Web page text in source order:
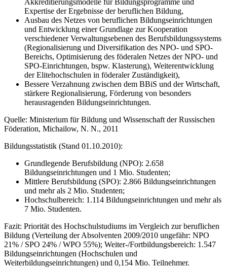
Akkreditierungsmodelle für Bildungsprogramme und
Expertise der Ergebnisse der beruflichen Bildung,
Ausbau des Netzes von beruflichen Bildungseinrichtungen
und Entwicklung einer Grundlage zur Kooperation
verschiedener Verwaltungsebenen des Berufsbildungssystems
(Regionalisierung und Diversifikation des NPO- und SPO-
Bereichs, Optimisierung des föderalen Netzes der NPO- und
SPO-Einrichtungen, bspw. Klasterung), Weiterentwicklung
der Elitehochschulen in föderaler Zuständigkeit),
Bessere Verzahnung zwischen dem BBiS und der Wirtschaft,
stärkere Regionalisierung, Förderung von besonders
herausragenden Bildungseinrichtungen.
Quelle: Ministerium für Bildung und Wissenschaft der Russischen
Föderation, Michailow, N. N., 2011
Bildungsstatistik (Stand 01.10.2010):
Grundlegende Berufsbildung (NPO): 2.658
Bildungseinrichtungen und 1 Mio. Studenten;
Mittlere Berufsbildung (SPO): 2.866 Bildungseinrichtungen
und mehr als 2 Mio. Studenten;
Hochschulbereich: 1.114 Bildungseinrichtungen und mehr als
7 Mio. Studenten.
Fazit: Priorität des Hochschulstudiums im Vergleich zur beruflichen
Bildung (Verteilung der Absolventen 2009/2010 ungefähr: NPO
21% / SPO 24% / WPO 55%); Weiter-/Fortbildungsbereich: 1.547
Bildungseinrichtungen (Hochschulen und
Weiterbildungseinrichtungen) und 0,154 Mio. Teilnehmer.